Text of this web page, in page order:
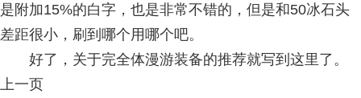
是附加15%的白字，也是非常不错的，但是和50冰石头
差距很小，刷到哪个用哪个吧。
好了，关于完全体漫游装备的推荐就写到这里了。
上一页